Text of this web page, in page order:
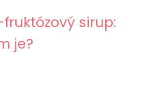
sirup:
je?